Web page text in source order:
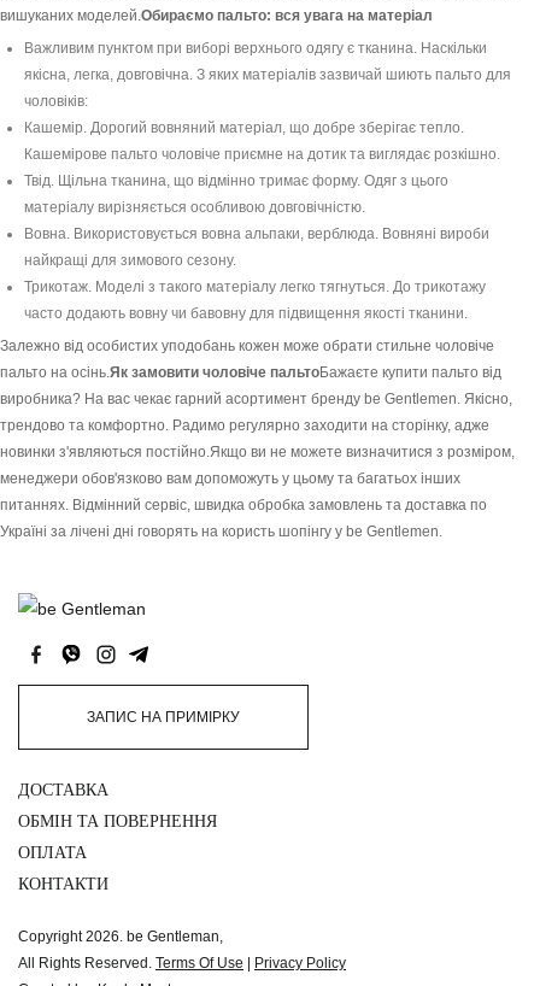
вишуканих моделей.Обираємо пальто: вся увага на матеріал
Важливим пунктом при виборі верхнього одягу є тканина. Наскільки
якісна, легка, довговічна. З яких матеріалів зазвичай шиють пальто для
чоловіків:
Кашемір. Дорогий вовняний матеріал, що добре зберігає тепло.
Кашемірове пальто чоловіче приємне на дотик та виглядає розкішно.
Твід. Щільна тканина, що відмінно тримає форму. Одяг з цього
матеріалу вирізняється особливою довговічністю.
Вовна. Використовується вовна альпаки, верблюда. Вовняні вироби
найкращі для зимового сезону.
Трикотаж. Моделі з такого матеріалу легко тягнуться. До трикотажу
часто додають вовну чи бавовну для підвищення якості тканини.
Залежно від особистих уподобань кожен може обрати стильне чоловіче
пальто на осінь.Як замовити чоловіче пальтоБажаєте купити пальто від
виробника? На вас чекає гарний асортимент бренду be Gentlemen. Якісно,
трендово та комфортно. Радимо регулярно заходити на сторінку, адже
новинки з'являються постійно.Якщо ви не можете визначитися з розміром,
менеджери обов'язково вам допоможуть у цьому та багатьох інших
питаннях. Відмінний сервіс, швидка обробка замовлень та доставка по
Україні за лічені дні говорять на користь шопінгу у be Gentlemen.
ЗАПИС НА ПРИМІРКУ
Copyright 2026. be Gentleman,
All Rights Reserved. Terms Of Use
Privacy Policy
ДОСТАВКА
ОБМІН ТА ПОВЕРНЕННЯ
ОПЛАТА
КОНТАКТИ